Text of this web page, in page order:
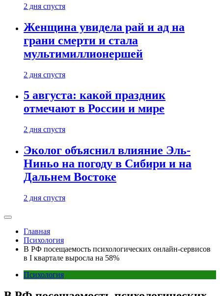
2 дня спустя
Женщина увидела рай и ад на
грани смерти и стала
мультимиллионершей
2 дня спустя
5 августа: какой праздник
отмечают в России и мире
2 дня спустя
Эколог объяснил влияние Эль-
Ниньо на погоду в Сибири и на
Дальнем Востоке
2 дня спустя
Главная
Психология
В РФ посещаемость психологических онлайн-сервисов
в I квартале выросла на 58%
Психология